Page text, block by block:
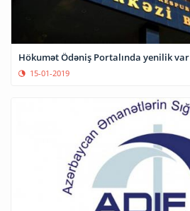
Hökumət Ödəniş Portalında yenilik var
15-01-2019